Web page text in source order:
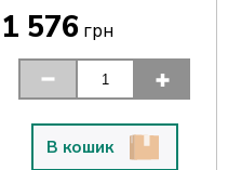
1 576 грн
В кошик